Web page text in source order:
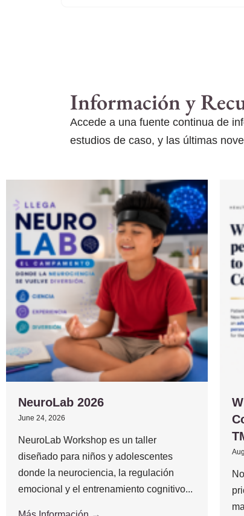
Información y
Accede a una fuente continua de
estudios de caso, y las últimas
NeuroLab 2026
June 24, 2026
NeuroLab Workshop es un taller
diseñado para niños y adolescentes
donde la neurociencia, la regulación
emocional y el entrenamiento cognitivo...